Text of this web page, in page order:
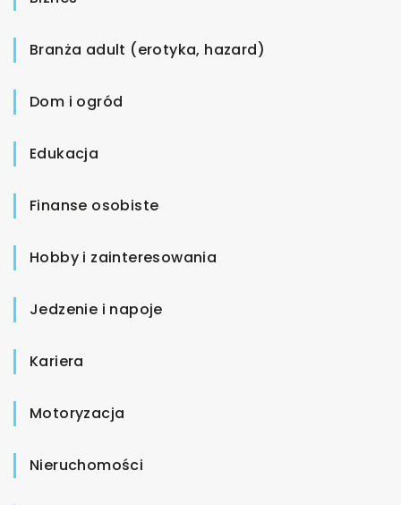
Branża adult (erotyka, hazard)
Dom i ogród
Edukacja
Finanse osobiste
Hobby i zainteresowania
Jedzenie i napoje
Kariera
Motoryzacja
Nieruchomości